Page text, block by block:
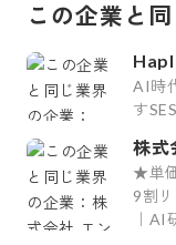
この企業と
AI時
す
株式
★単
9割
｜AI